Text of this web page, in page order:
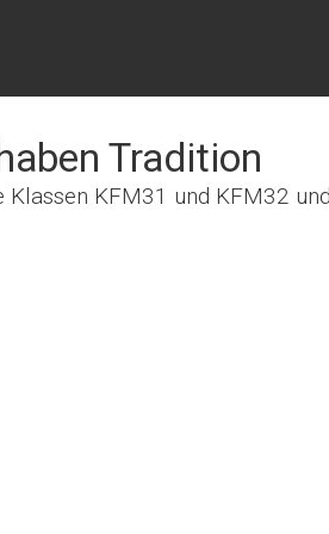
Tradition
KFM31 und KFM32